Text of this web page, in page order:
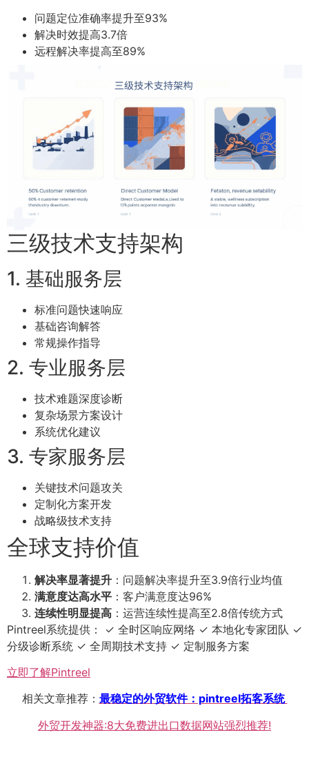
问题定位准确率提升至93%
解决时效提高3.7倍
远程解决率提高至89%
三级技术支持架构
1. 基础服务层
标准问题快速响应
基础咨询解答
常规操作指导
2. 专业服务层
技术难题深度诊断
复杂场景方案设计
系统优化建议
3. 专家服务层
关键技术问题攻关
定制化方案开发
战略级技术支持
全球支持价值
解决率显著提升 ：问题解决率提升至3.9倍行业均值
满意度达高水平 ：客户满意度达96%
连续性明显提高 ：运营连续性提高至2.8倍传统方式
Pintreel系统提供： ✓ 全时区响应网络 ✓ 本地化专家团队 ✓
分级诊断系统 ✓ 全周期技术支持 ✓ 定制服务方案
立即了解Pintreel
相关文章推荐： 最稳定的外贸软件：pintreel拓客系统
外贸开发神器:8大免费进出口数据网站强烈推荐!